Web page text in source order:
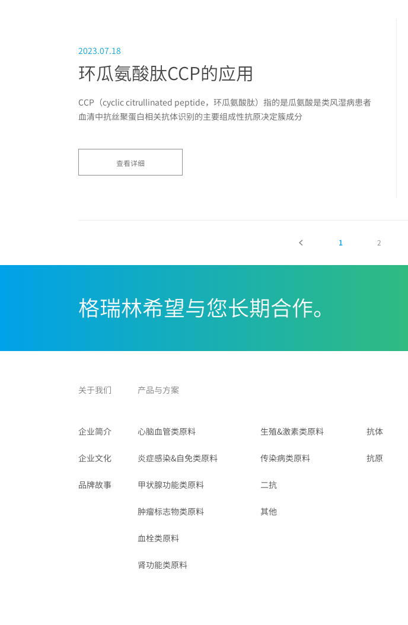
2023.07.18
环瓜氨酸肽CCP的应用
CCP（cyclic citrullinated peptide，环瓜氨酸肽）指的是瓜氨酸是类风湿病患者
血清中抗丝聚蛋白相关抗体识别的主要组成性抗原决定簇成分
查看详细
1 2
格瑞林希望与您长期合作。
关于我们
企业简介
企业文化
品牌故事
产品与方案
心脑血管类原料
炎症感染&自免类原料
甲状腺功能类原料
肿瘤标志物类原料
血栓类原料
肾功能类原料
生殖&激素类原料
传染病类原料
二抗
其他
抗体
抗原